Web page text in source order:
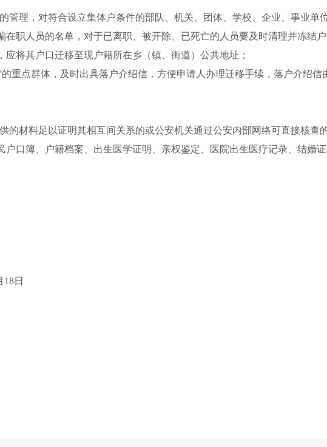
管理，对符合设立集体户条件的部队、机关、团体、学校、企业、事业单
职人员的名单，对于已离职、被开除、已死亡的人员要及时清理并冻结
将其户口迁移至现户籍所在乡（镇、街道）公共地址；
重点群体，及时出具落户介绍信，方便申请人办理迁移手续， 落户介绍信
的材料足以证明其相互间关系的或公安机关通过公安内部网络可直接核查
口簿、户籍档案、出生医学证明、亲权鉴定、医院出生医疗记录、结婚
18日